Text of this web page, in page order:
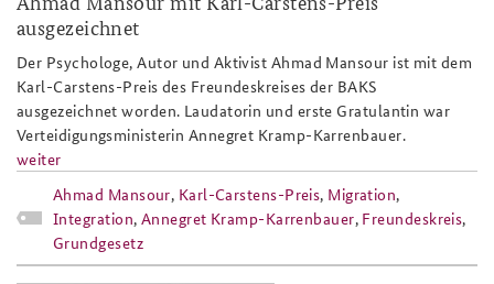
ausgezeichnet
Der Psychologe, Autor und Aktivist Ahmad Mansour ist mit dem
Karl-Carstens-Preis des Freundeskreises der BAKS
ausgezeichnet worden. Laudatorin und erste Gratulantin war
Verteidigungsministerin Annegret Kramp-Karrenbauer.
weiter
Ahmad Mansour, Karl-Carstens-Preis, Migration,
Integration, Annegret Kramp-Karrenbauer, Freundeskreis,
Grundgesetz